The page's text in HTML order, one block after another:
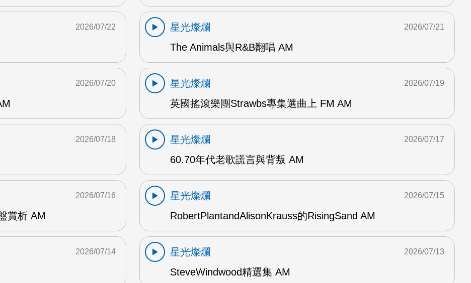
2026/07/22
星光燦爛
The Animals與R&B翻唱 AM
2026/07/21
2026/07/20
星光燦爛
英國搖滾樂團Strawbs專集選曲上 FM AM
2026/07/19
2026/07/18
星光燦爛
60.70年代老歌謊言與背叛 AM
2026/07/17
賞析 AM
2026/07/16
星光燦爛
RobertPlantandAlisonKrauss的RisingSand AM
2026/07/15
2026/07/14
星光燦爛
SteveWindwood精選集 AM
2026/07/13